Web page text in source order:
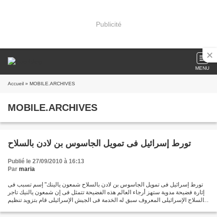
Publicité
MENU
Accueil » MOBILE.ARCHIVES
MOBILE.ARCHIVES
تورط إسرائيل فى تمويل الجاسوس بن لادن بالسلاح
Publié le 27/09/2010 à 16:13
Par maria
تورط إسرائيل فى تمويل الجاسوس بن لادن بالسلاح شمعون يالينك" إسم تسبب فى
إثارة فضيحة مدوية ستهز أرجاء العالم هذه الفضيحة تتمثل فى إن شمعون يالنيك تاجر
السلاح الإسرائيلى المعروف سبق له الخدمة فى الجيش الإسرائيلى قام بتزويد تنظيم